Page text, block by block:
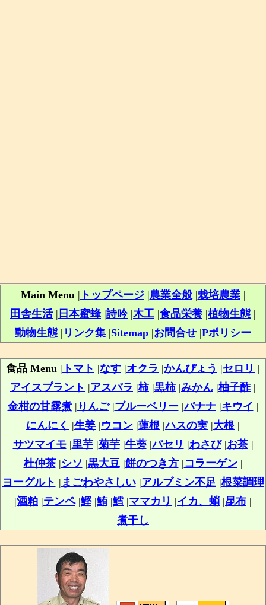
Main Menu| トップページ|農業全般|栽培農業|
田舎生活| 日本蜜蜂 |詩吟|木工 |食品栄養 |植物生態 |
動物生態 | リンク集 |Sitemap |お問合せ |Pポリシー
食品 Menu | トマト |なす |オクラ |かんぴょう |セロリ |
アイスプラント |アスパラ |柿 |黒柿 |みかん |柚子酢|
金柑の甘露煮| りんご|ブルーベリー|バナナ|キウイ |
にんにく |生姜 |ウコン |蓮根 |ハスの実 |大根 |
サツマイモ|里芋|菊芋|牛蒡|パセリ |わさび|お茶|
杜仲茶|シソ |黒大豆|餅のつき方|コラーゲン|
ヨーグルト | まごわやさしい|アルブミン不足|根菜調理
|酒粕 |テンペ|鰹|鮪|鱈 |ママカリ |イカ、蛸 |昆布 |
煮干し